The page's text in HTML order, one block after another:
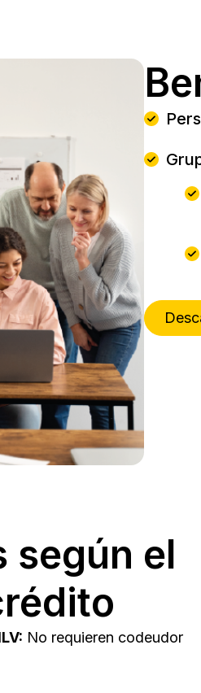
según el
No requieren codeudor